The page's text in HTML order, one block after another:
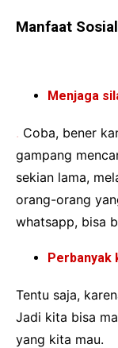
Manfaat
Menjaga
. Coba, bener
gampang
sekian lama,
orang-orang
whatsapp, bisa
Perbanyak
Tentu saja,
Jadi kita bisa
yang kita mau.